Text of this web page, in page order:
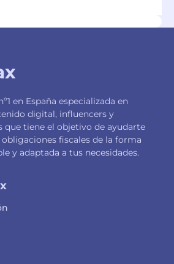
en España especializada en
digital, influencers y
que tiene el objetivo de ayudarte
fiscales de la forma
y adaptada a tus necesidades.